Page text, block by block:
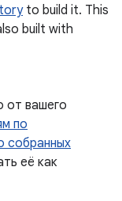
to build it. This
built with
от вашего
по
собранных
её как